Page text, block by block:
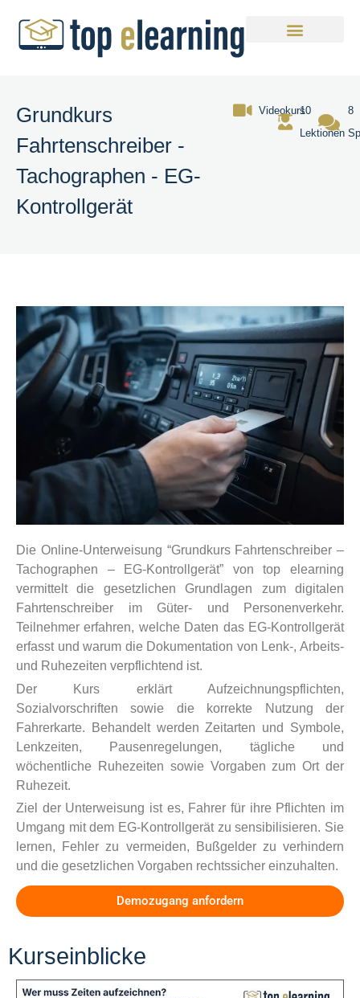
Grundkurs
Fahrtenschreiber -
Tachographen - EG-
Kontrollgerät
Videokurs10
Lektionen
8
Die Online-Unterweisung “Grundkurs Fahrtenschreiber –
Tachographen – EG-Kontrollgerät” von top elearning
vermittelt die gesetzlichen Grundlagen zum digitalen
Fahrtenschreiber im Güter- und Personenverkehr.
Teilnehmer erfahren, welche Daten das EG-Kontrollgerät
erfasst und warum die Dokumentation von Lenk-, Arbeits-
und Ruhezeiten verpflichtend ist.
Der Kurs erklärt Aufzeichnungspflichten,
Sozialvorschriften sowie die korrekte Nutzung der
Fahrerkarte. Behandelt werden Zeitarten und Symbole,
Lenkzeiten, Pausenregelungen, tägliche und
wöchentliche Ruhezeiten sowie Vorgaben zum Ort der
Ruhezeit.
Ziel der Unterweisung ist es, Fahrer für ihre Pflichten im
Umgang mit dem EG-Kontrollgerät zu sensibilisieren. Sie
lernen, Fehler zu vermeiden, Bußgelder zu verhindern
und die gesetzlichen Vorgaben rechtssicher einzuhalten.
Demozugang anfordern
Kurseinblicke